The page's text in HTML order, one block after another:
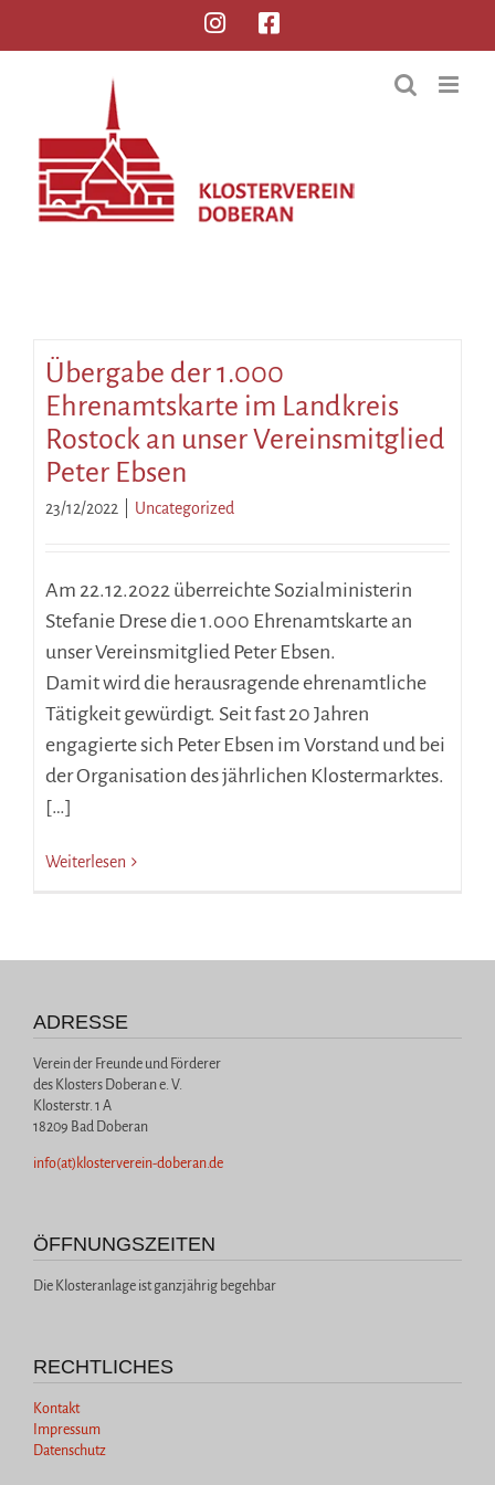
Übergabe der 1.000
Ehrenamtskarte im Landkreis
Rostock an unser Vereinsmitglied
Peter Ebsen
23/12/2022 Uncategorized
Am 22.12.2022 überreichte Sozialministerin
Stefanie Drese die 1.000 Ehrenamtskarte an
unser Vereinsmitglied Peter Ebsen.
Damit wird die herausragende ehrenamtliche
Tätigkeit gewürdigt. Seit fast 20 Jahren
engagierte sich Peter Ebsen im Vorstand und bei
der Organisation des jährlichen Klostermarktes.
[…]
Weiterlesen
ADRESSE
Verein der Freunde und Förderer
des Klosters Doberan e. V.
Klosterstr. 1 A
18209 Bad Doberan
info(at)klosterverein-doberan.de
ÖFFNUNGSZEITEN
Die Klosteranlage ist ganzjährig begehbar
RECHTLICHES
Kontakt
Impressum
Datenschutz